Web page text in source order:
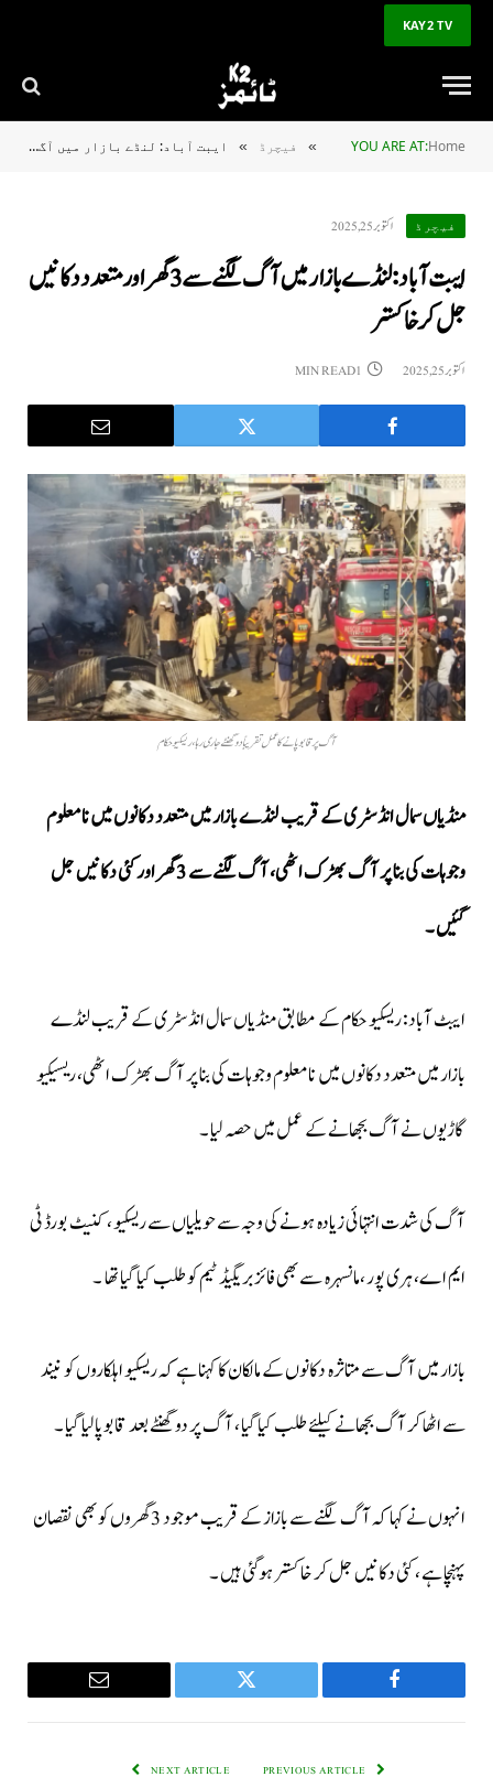
KAY2 TV
YOU ARE AT:Home
» فیچرڈ » ایبت آباد: لنڈے بازار میں آگ لگنے سے 3 گھر اور متعدد دکانیں جل کر خاکستر
فیچرڈ اکتوبر 25, 2025
ایبت آباد: لنڈے بازار میں آگ لگنے سے 3 گھر اور متعدد دکانیں
جل کر خاکستر
اکتوبر 25, 2025 1 MIN READ
آگ پر قابو پانے کا عمل تقریباً دو گھنٹے جاری رہا، ریسکیو حکام
منڈیاں سمال انڈسٹری کے قریب لنڈے بازار میں متعدد دکانوں میں نامعلوم
وجوہات کی بنا پر آگ بھڑک اٹھی، آگ لگنے سے 3 گھر اور کئی دکانیں جل
گئیں ۔
ایبٹ آباد: ریسکیو حکام کے مطابق منڈیاں سمال انڈسٹری کے قریب لنڈے
بازار میں متعدد دکانوں میں نامعلوم وجوہات کی بنا پر آگ بھڑک اٹھی، ریسیکیو
گاڑیوں نے آگ بجھانے کے عمل میں حصہ لیا ۔
آگ کی شدت انتہائی زیادہ ہونے کی وجہ سے حویلیاں سے ریسکیو ،کنیٹ بورڈ ٹی
ایم اے، ہری پور ،مانسہرہ سے بھی فائز بریگیڈ ٹیم کو طلب کیا گیا تھا ۔
بازار میں آگ سے متاثرہ دکانوں کے مالکان کا کہنا ہے کہ ریسکیو اہلکاروں کو نیند
سے اٹھا کر آگ بجھانے کیلئے طلب کیا گیا ، آگ پر دو گھنٹے بعد قابو پالیا گیا ۔
انہوں نے کہا کہ آگ لگنے سے بازاز کے قریب موجود 3 گھروں کو بھی نقصان
پہنچا ہے ، کئی دکانیں جل کر خاکستر ہوگئی ہیں ۔
Facebook
Twitter
Email
NEXT ARTICLE